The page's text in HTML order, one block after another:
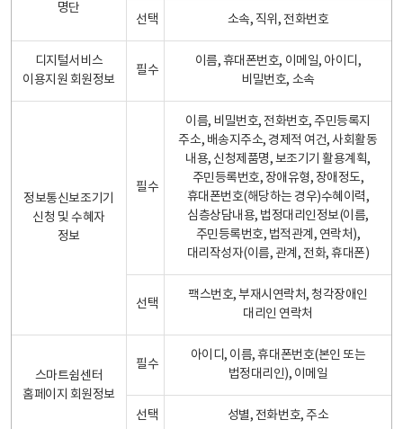
명단
선택 소속, 직위, 전화번호
디지털서비스
이용지원 회원정보
필수
이름, 휴대폰번호, 이메일, 아이디,
비밀번호, 소속
정보통신보조기기
신청 및 수혜자
정보
필수
이름, 비밀번호, 전화번호, 주민등록지
주소, 배송지주소, 경제적 여건, 사회활동
내용, 신청제품명, 보조기기 활용계획,
주민등록번호, 장애유형, 장애정도,
휴대폰번호(해당하는 경우)수혜이력,
심층상담내용, 법정대리인정보(이름,
주민등록번호, 법적관계, 연락처),
대리작성자(이름, 관계, 전화, 휴대폰)
선택
팩스번호, 부재시연락처, 청각장애인
대리인 연락처
스마트쉼센터
홈페이지 회원정보
필수
아이디, 이름, 휴대폰번호(본인 또는
법정대리인), 이메일
선택 성별, 전화번호, 주소